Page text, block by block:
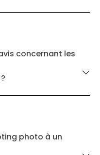
concernant les
photo à un